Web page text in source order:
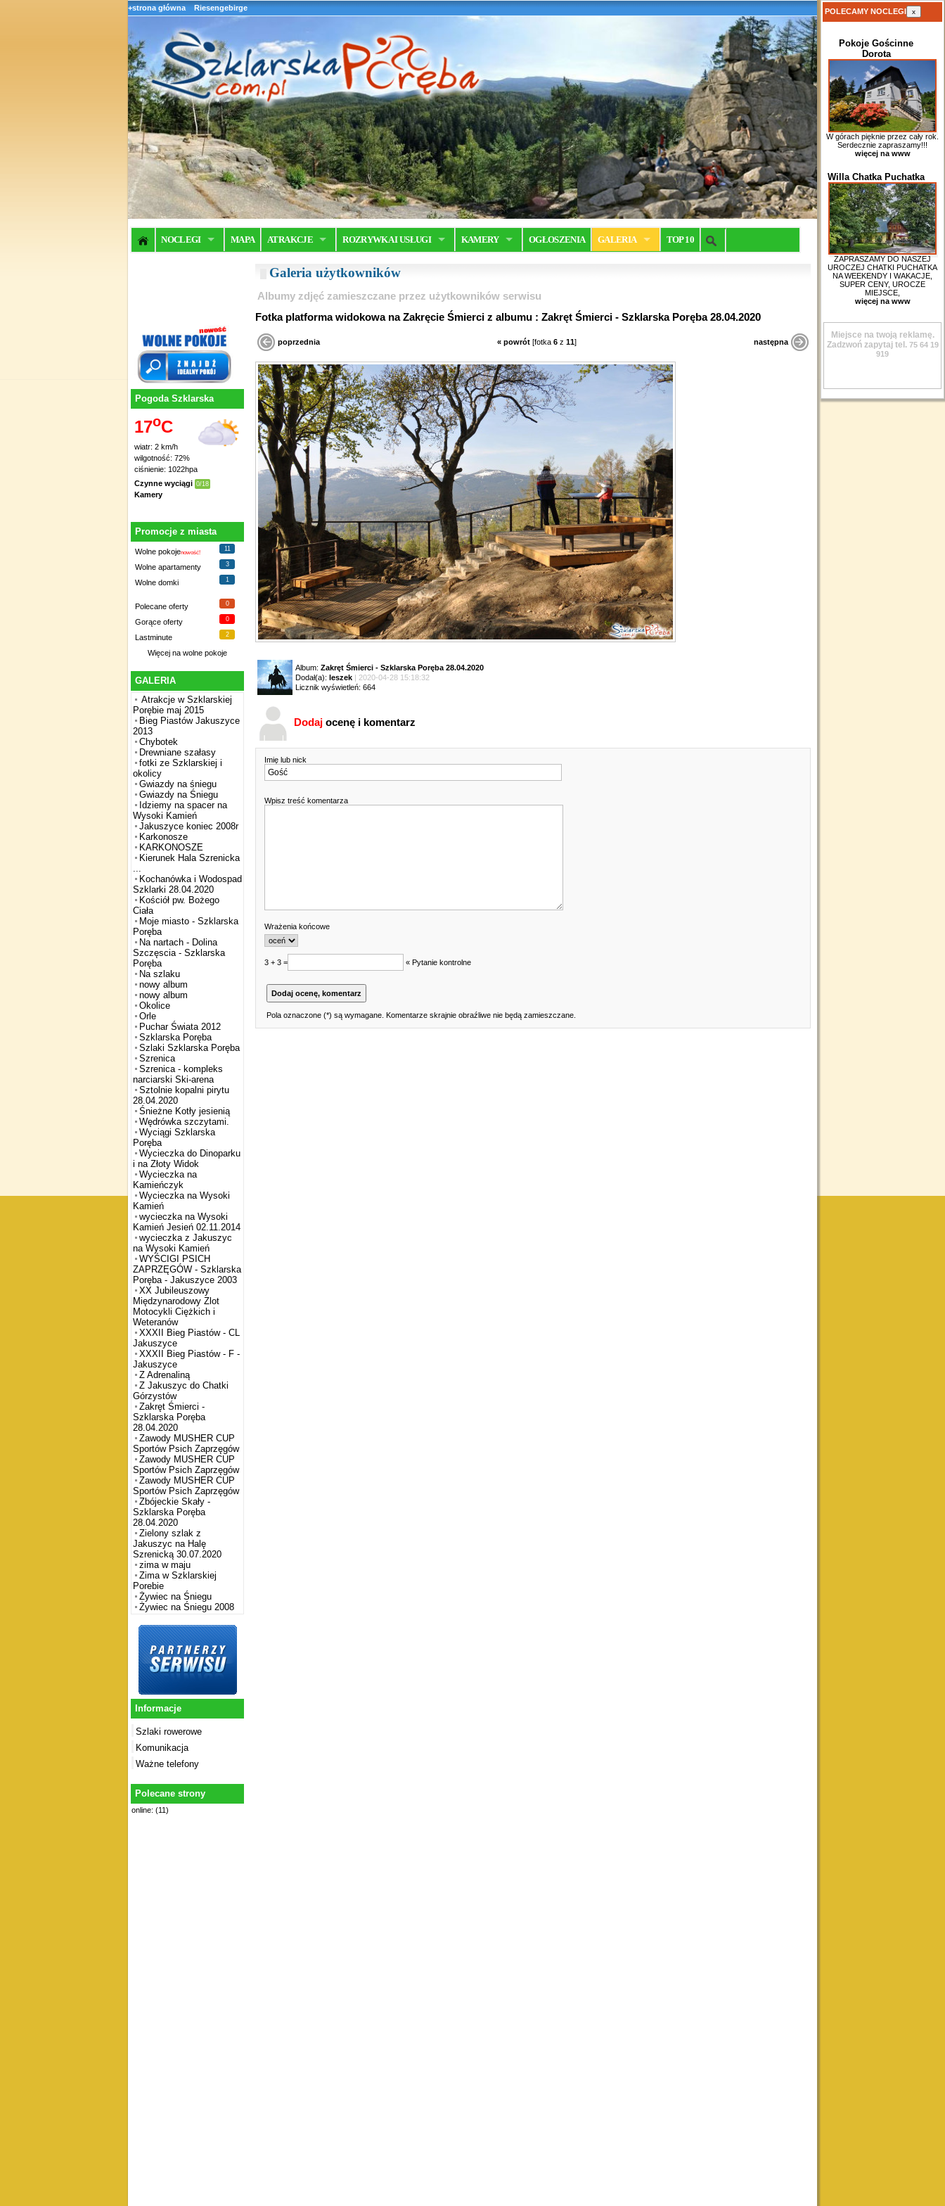
+strona główna Riesengebirge
NOCLEGI MAPA ATRAKCJE ROZRYWKA I USŁUGI KAMERY OGŁOSZENIA GALERIA TOP 10
Pogoda Szklarska
17oC
wiatr: 2 km/h
wilgotność: 72%
ciśnienie: 1022hpa
Czynne wyciągi 0/18
Kamery
Promocje z miasta
Wolne pokojenowość!
11
Wolne apartamenty 3
Wolne domki 1
Polecane oferty 0
Gorące oferty 0
Lastminute 2
Więcej na wolne pokoje
GALERIA
Atrakcje w Szklarskiej
Porębie maj 2015
Bieg Piastów Jakuszyce
2013
Chybotek
Drewniane szałasy
fotki ze Szklarskiej i
okolicy
Gwiazdy na śniegu
Gwiazdy na Śniegu
Idziemy na spacer na
Wysoki Kamień
Jakuszyce koniec 2008r
Karkonosze
KARKONOSZE
Kierunek Hala Szrenicka
...
Kochanówka i Wodospad
Szklarki 28.04.2020
Kościół pw. Bożego
Ciała
Moje miasto - Szklarska
Poręba
Na nartach - Dolina
Szczęscia - Szklarska
Poręba
Na szlaku
nowy album
nowy album
Okolice
Orle
Puchar Świata 2012
Szklarska Poręba
Szlaki Szklarska Poręba
Szrenica
Szrenica - kompleks
narciarski Ski-arena
Sztolnie kopalni pirytu
28.04.2020
Śnieżne Kotły jesienią
Wędrówka szczytami.
Wyciągi Szklarska
Poręba
Wycieczka do Dinoparku
i na Złoty Widok
Wycieczka na
Kamieńczyk
Wycieczka na Wysoki
Kamień
wycieczka na Wysoki
Kamień Jesień 02.11.2014
wycieczka z Jakuszyc
na Wysoki Kamień
WYŚCIGI PSICH
ZAPRZĘGÓW - Szklarska
Poręba - Jakuszyce 2003
XX Jubileuszowy
Międzynarodowy Zlot
Motocykli Ciężkich i
Weteranów
XXXII Bieg Piastów - CL
Jakuszyce
XXXII Bieg Piastów - F -
Jakuszyce
Z Adrenaliną
Z Jakuszyc do Chatki
Górzystów
Zakręt Śmierci -
Szklarska Poręba
28.04.2020
Zawody MUSHER CUP
Sportów Psich Zaprzęgów
Zawody MUSHER CUP
Sportów Psich Zaprzęgów
Zawody MUSHER CUP
Sportów Psich Zaprzęgów
Zbójeckie Skały -
Szklarska Poręba
28.04.2020
Zielony szlak z
Jakuszyc na Halę
Szrenicką 30.07.2020
zima w maju
Zima w Szklarskiej
Porebie
Żywiec na Śniegu
Żywiec na Śniegu 2008
Informacje
Szlaki rowerowe
Komunikacja
Ważne telefony
Polecane strony
online: (11)
Galeria użytkowników
Albumy zdjęć zamieszczane przez użytkowników serwisu
Fotka platforma widokowa na Zakręcie Śmierci z albumu : Zakręt Śmierci - Szklarska Poręba 28.04.2020
poprzednia « powrót [fotka 6 z 11] następna
Album: Zakręt Śmierci - Szklarska Poręba 28.04.2020
Dodał(a): leszek | 2020-04-28 15:18:32
Licznik wyświetleń: 664
Dodaj ocenę i komentarz
Imię lub nick
Wpisz treść komentarza
Wrażenia końcowe
3 + 3 = « Pytanie kontrolne
Pola oznaczone (*) są wymagane. Komentarze skrajnie obraźliwe nie będą zamieszczane.
POLECAMY NOCLEGI x
Pokoje Gościnne
Dorota
W górach pięknie przez cały rok.
Serdecznie zapraszamy!!!
więcej na www
Willa Chatka Puchatka
ZAPRASZAMY DO NASZEJ
UROCZEJ CHATKI PUCHATKA
NA WEEKENDY I WAKACJE,
SUPER CENY, UROCZE
MIEJSCE,
więcej na www
Miejsce na twoją reklamę.
Zadzwoń zapytaj tel. 75 64 19
919